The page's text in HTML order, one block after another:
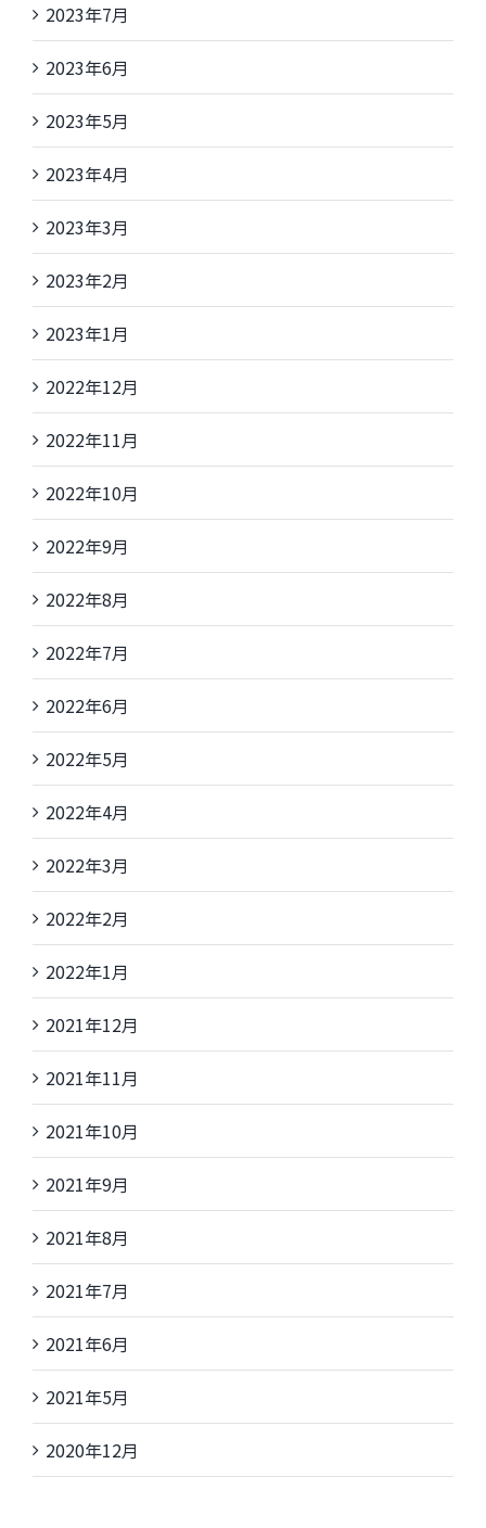
2023年7月
2023年6月
2023年5月
2023年4月
2023年3月
2023年2月
2023年1月
2022年12月
2022年11月
2022年10月
2022年9月
2022年8月
2022年7月
2022年6月
2022年5月
2022年4月
2022年3月
2022年2月
2022年1月
2021年12月
2021年11月
2021年10月
2021年9月
2021年8月
2021年7月
2021年6月
2021年5月
2020年12月